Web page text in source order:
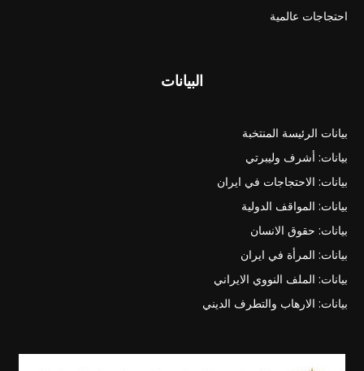
احتجاجات عالمية
البيانات
بيانات الرئيسة المنتخبة
بيانات: أشرف وليبرتي
بيانات: الاحتجاجات في ايران
بيانات: المواقف الدولية
بيانات: حقوق الانسان
بيانات: المرأة في ايران
بيانات: الملف النووي الايراني
بيانات: الارهاب والتطرف الديني